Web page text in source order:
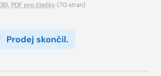
, PDF pro čtečky (70 stran)
Prodej skončil.